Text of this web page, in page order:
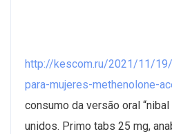
http://kescom.ru/2021/11/
para-mujeres-methenolone-
consumo da versão oral
unidos. Primo tabs 25 mg,